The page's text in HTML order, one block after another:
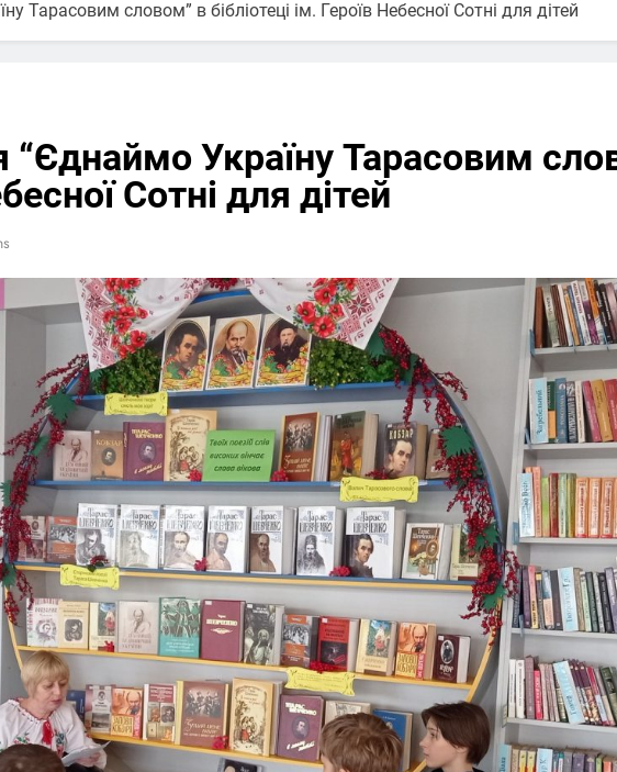
Тарасовим словом” в бібліотеці ім. Героїв Небесної Сотні для дітей
“Єднаймо Україну Тарасовим
Сотні для дітей